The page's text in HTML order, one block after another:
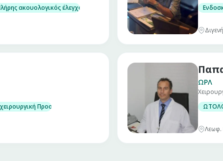
ακουολογικός έλεγχος παίδων
Προσώπου (Ρινοπλαστική, Ωτοπλαστική, Βλεφαροπλαστική,
ΩΡΛ
Λεωφ.